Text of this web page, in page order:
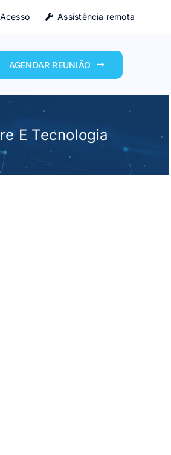
Assistência remota
AGENDAR REUNIÃO
E Tecnologia